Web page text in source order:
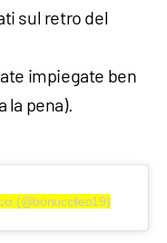
sul retro del
impiegate ben
la pena).
(@bonuccileo19)